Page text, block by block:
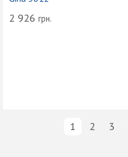
2 926 грн.
1 2 3